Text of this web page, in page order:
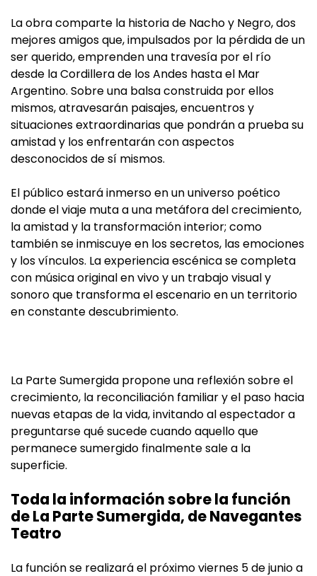
La obra comparte la historia de Nacho y Negro, dos
mejores amigos que, impulsados por la pérdida de un
ser querido, emprenden una travesía por el río
desde la Cordillera de los Andes hasta el Mar
Argentino. Sobre una balsa construida por ellos
mismos, atravesarán paisajes, encuentros y
situaciones extraordinarias que pondrán a prueba su
amistad y los enfrentarán con aspectos
desconocidos de sí mismos.
El público estará inmerso en un universo poético
donde el viaje muta a una metáfora del crecimiento,
la amistad y la transformación interior; como
también se inmiscuye en los secretos, las emociones
y los vínculos. La experiencia escénica se completa
con música original en vivo y un trabajo visual y
sonoro que transforma el escenario en un territorio
en constante descubrimiento.
La Parte Sumergida propone una reflexión sobre el
crecimiento, la reconciliación familiar y el paso hacia
nuevas etapas de la vida, invitando al espectador a
preguntarse qué sucede cuando aquello que
permanece sumergido finalmente sale a la
superficie.
Toda la información sobre la función
de La Parte Sumergida, de Navegantes
Teatro
La función se realizará el próximo viernes 5 de junio a